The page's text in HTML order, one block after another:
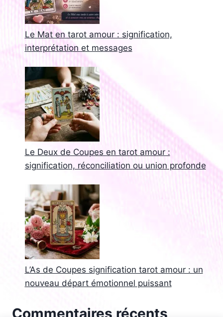
Le Mat en tarot amour : signification,
interprétation et messages
Le Deux de Coupes en tarot amour :
signification, réconciliation ou union profonde
L’As de Coupes signification tarot amour : un
nouveau départ émotionnel puissant
Commentaires récents